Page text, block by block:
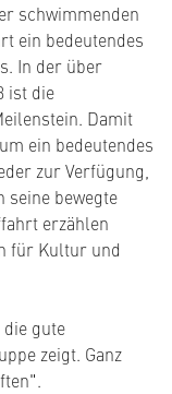
schwimmenden
ein bedeutendes
In der über
ist die
Damit
ein bedeutendes
zur Verfügung,
seine bewegte
erzählen
für Kultur und
gute
zeigt. Ganz